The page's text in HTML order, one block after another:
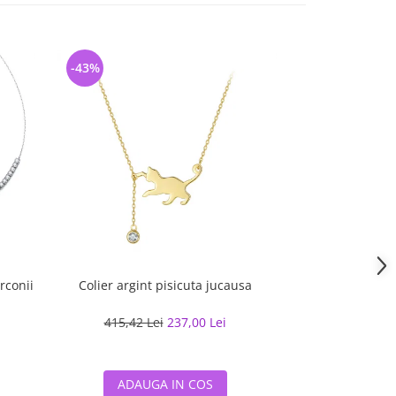
Colier argint pisicuta jucausa
415,42 Lei 237,00 Lei
-43%
ADAUGA IN COS